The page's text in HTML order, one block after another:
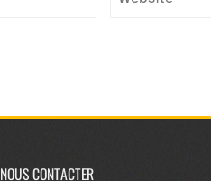
NOUS CONTACTER